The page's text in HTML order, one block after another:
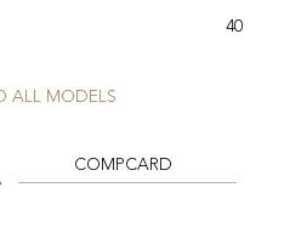
40
ALL MODELS
COMPCARD